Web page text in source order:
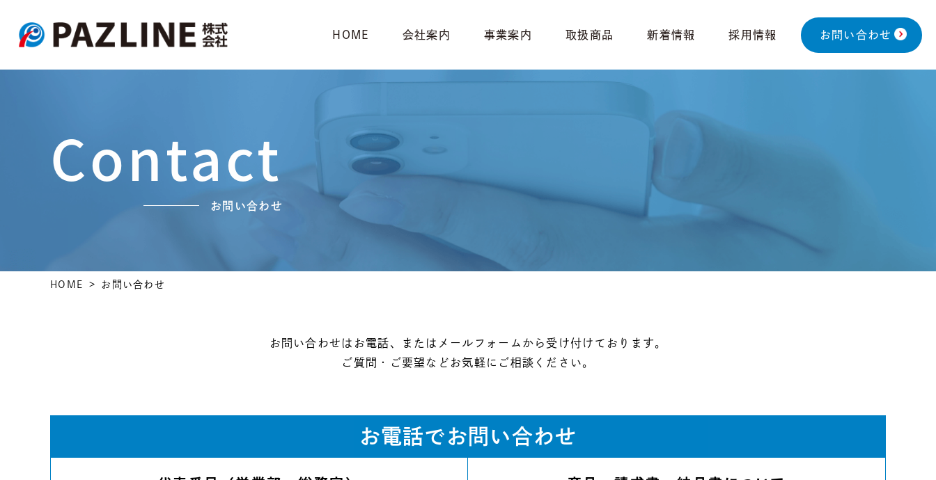
HOME 会社案内 事業案内 取扱商品 新着情報 採用情報 お問い合わせ
Contact
お問い合わせ
HOME お問い合わせ
お問い合わせはお電話、またはメールフォームから受け付けております。
ご質問・ご要望などお気軽にご相談ください。
お電話でお問い合わせ